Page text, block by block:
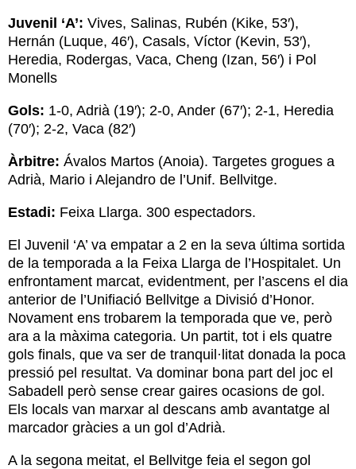
Juvenil ‘A’: Vives, Salinas, Rubén (Kike, 53′),
Hernán (Luque, 46′), Casals, Víctor (Kevin, 53′),
Heredia, Rodergas, Vaca, Cheng (Izan, 56′) i Pol
Monells
Gols: 1-0, Adrià (19′); 2-0, Ander (67′); 2-1, Heredia
(70′); 2-2, Vaca (82′)
Àrbitre: Ávalos Martos (Anoia). Targetes grogues a
Adrià, Mario i Alejandro de l’Unif. Bellvitge.
Estadi: Feixa Llarga. 300 espectadors.
El Juvenil ‘A’ va empatar a 2 en la seva última sortida
de la temporada a la Feixa Llarga de l’Hospitalet. Un
enfrontament marcat, evidentment, per l’ascens el dia
anterior de l’Unifiació Bellvitge a Divisió d’Honor.
Novament ens trobarem la temporada que ve, però
ara a la màxima categoria. Un partit, tot i els quatre
gols finals, que va ser de tranquil·litat donada la poca
pressió pel resultat. Va dominar bona part del joc el
Sabadell però sense crear gaires ocasions de gol.
Els locals van marxar al descans amb avantatge al
marcador gràcies a un gol d’Adrià.
A la segona meitat, el Bellvitge feia el segon gol